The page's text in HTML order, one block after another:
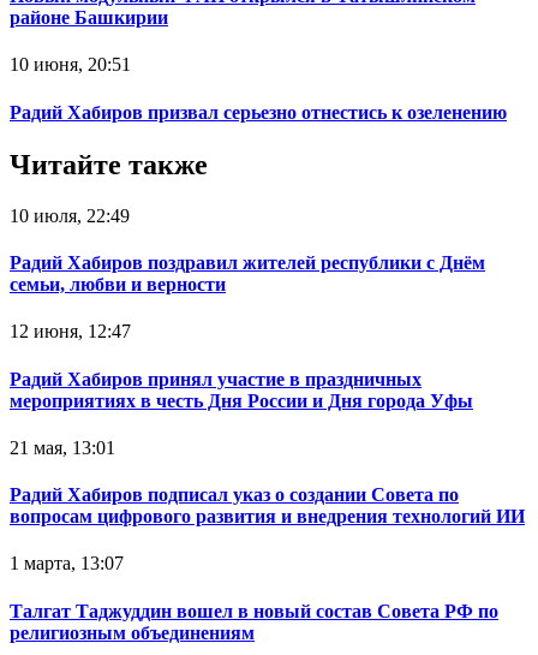
районе Башкирии
10 июня, 20:51
Радий Хабиров призвал серьезно отнестись к озеленению
Читайте также
10 июля, 22:49
Радий Хабиров поздравил жителей республики с Днём
семьи, любви и верности
12 июня, 12:47
Радий Хабиров принял участие в праздничных
мероприятиях в честь Дня России и Дня города Уфы
21 мая, 13:01
Радий Хабиров подписал указ о создании Совета по
вопросам цифрового развития и внедрения технологий ИИ
1 марта, 13:07
Талгат Таджуддин вошел в новый состав Совета РФ по
религиозным объединениям